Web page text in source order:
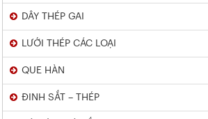
DÂY THÉP GAI
LƯỚI THÉP CÁC LOẠI
QUE HÀN
ĐINH SẮT – THÉP